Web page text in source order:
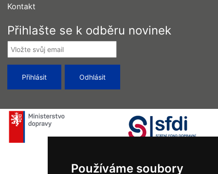
Používáme soubory
Kontakt
Přihlašte se k odběru novinek